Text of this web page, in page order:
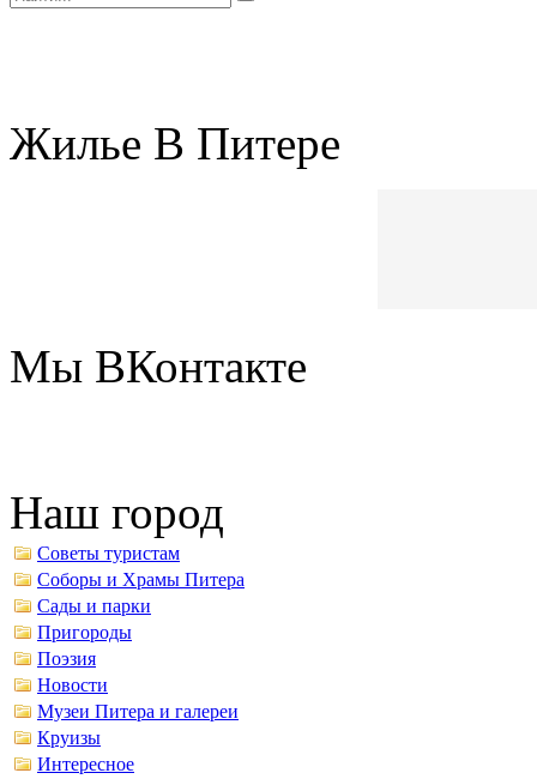
Жилье В Питере
Мы ВКонтакте
Наш город
Советы туристам
Соборы и Храмы Питера
Сады и парки
Пригороды
Поэзия
Новости
Музеи Питера и галереи
Круизы
Интересное